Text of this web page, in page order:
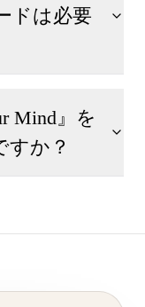
ドは必要
Mind』を
すか？